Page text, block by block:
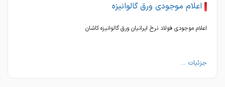
اعلام موجودی ورق گالوانیزه
اعلام موجودی فولاد نرخ ایرانیان ورق گالوانیزه کاشان
جزئیات ...